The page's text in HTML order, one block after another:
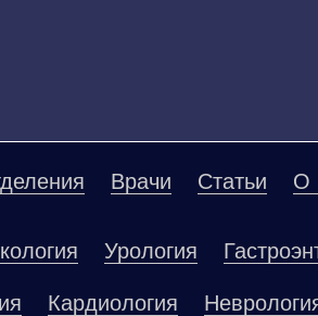
Врачи Статьи О
Урология
Кардиология